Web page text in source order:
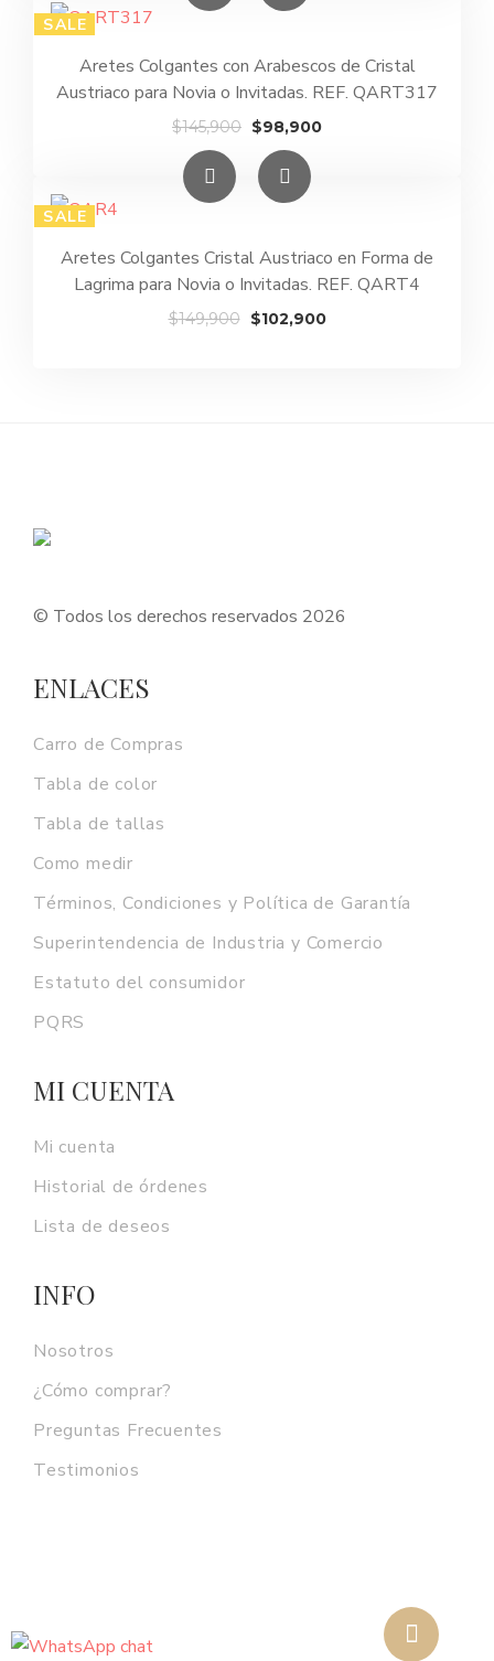
era:
SALE
Aretes Colgantes con Arabescos de Cristal
Austriaco para Novia o Invitadas. REF. QART317
$145,900 El
precio
original
era:
$98,900El
SALE
Aretes Colgantes Cristal Austriaco en Forma de
Lagrima para Novia o Invitadas. REF. QART4
$149,900 El
$102,900El
© Todos los derechos reservados 2026
ENLACES
Carro de Compras
Tabla de color
Tabla de tallas
Como medir
Términos, Condiciones y Política de Garantía
Superintendencia de Industria y Comercio
Estatuto del consumidor
PQRS
MI CUENTA
Mi cuenta
Historial de órdenes
Lista de deseos
INFO
Nosotros
¿Cómo comprar?
Preguntas Frecuentes
Testimonios